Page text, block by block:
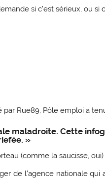
si c’est sérieux, ou si
par Rue89, Pôle emploi a
maladroite. Cette
»
(comme la saucisse,
de l’agence nationale